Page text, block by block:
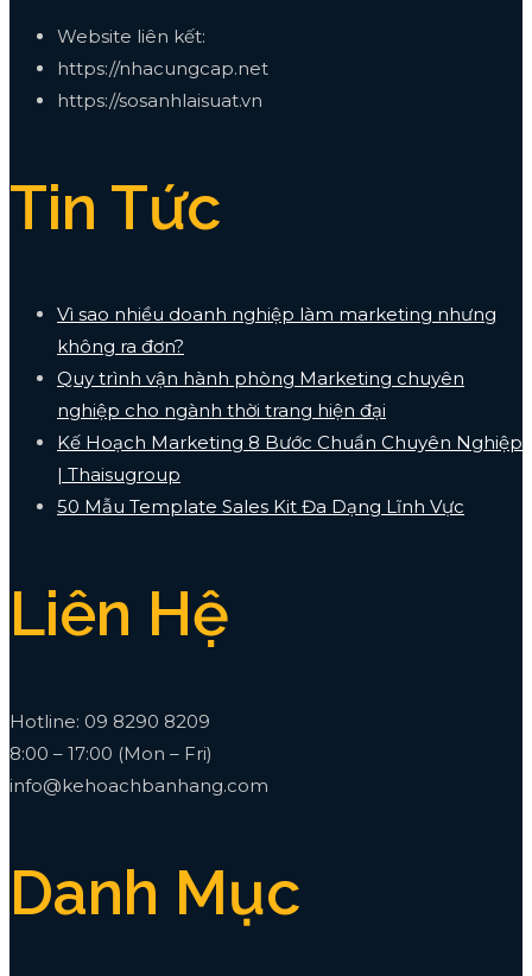
Website liên kết:
https://nhacungcap.net
https://sosanhlaisuat.vn
Tin Tức
Vì sao nhiều doanh nghiệp làm marketing nhưng
không ra đơn?
Quy trình vận hành phòng Marketing chuyên
nghiệp cho ngành thời trang hiện đại
Kế Hoạch Marketing 8 Bước Chuẩn Chuyên Nghiệp
| Thaisugroup
50 Mẫu Template Sales Kit Đa Dạng Lĩnh Vực
Liên Hệ
Hotline: 09 8290 8209
8:00 – 17:00 (Mon – Fri)
info@kehoachbanhang.com
Danh Mục